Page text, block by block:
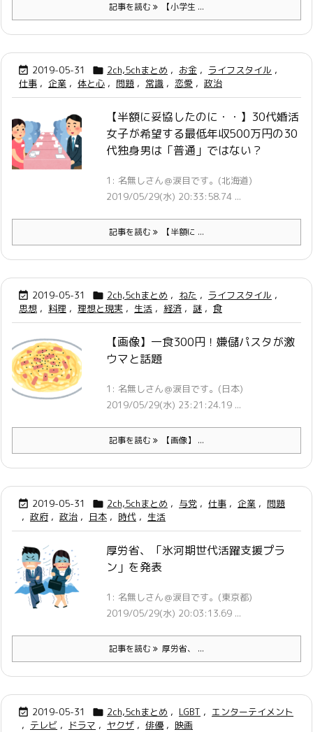
記事を読む 【小学生 ...
 2019-05-31  2ch,5chまとめ , お金 , ライフスタイル ,
仕事 , 企業 , 体と心 , 問題 , 常識 , 恋愛 , 政治
【半額に妥協したのに・・】30代婚活
女子が希望する最低年収500万円の30
代独身男は「普通」ではない？
1: 名無しさん＠涙目です。(北海道)
2019/05/29(水) 20:33:58.74 ...
記事を読む 【半額に ...
 2019-05-31  2ch,5chまとめ , ねた , ライフスタイル ,
思想 , 料理 , 理想と現実 , 生活 , 経済 , 謎 , 食
【画像】一食300円！嫌儲パスタが激
ウマと話題
1: 名無しさん＠涙目です。(日本)
2019/05/29(水) 23:21:24.19 ...
記事を読む 【画像】 ...
 2019-05-31  2ch,5chまとめ , 与党 , 仕事 , 企業 , 問題
, 政府 , 政治 , 日本 , 時代 , 生活
厚労省、「氷河期世代活躍支援プラ
ン」を発表
1: 名無しさん＠涙目です。(東京都)
2019/05/29(水) 20:03:13.69 ...
記事を読む 厚労省、 ...
 2019-05-31  2ch,5chまとめ , LGBT , エンターテイメント
, テレビ , ドラマ , ヤクザ , 俳優 , 映画